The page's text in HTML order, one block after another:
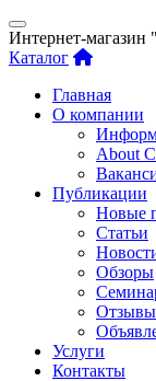
Интернет-магазин
Каталог
Главная
О компании
About
Публикации
Новые
Статьи
Обзоры
Отзывы
Услуги
Контакты